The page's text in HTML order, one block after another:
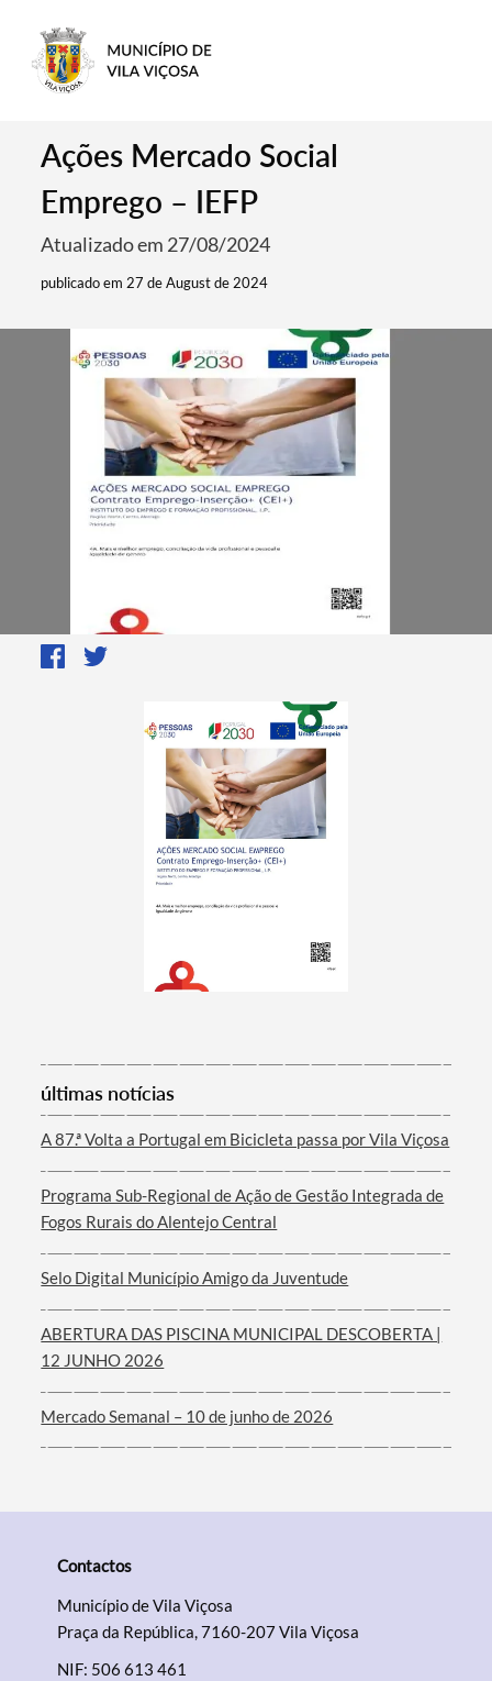
Termo de Pesquisa
Categorias gerais
Filtros
Ações Mercado Social
Emprego – IEFP
Atualizado em 27/08/2024
publicado em 27 de August de 2024
últimas notícias
A 87.ª Volta a Portugal em Bicicleta passa por Vila Viçosa
Programa Sub-Regional de Ação de Gestão Integrada de
Fogos Rurais do Alentejo Central
Selo Digital Município Amigo da Juventude
ABERTURA DAS PISCINA MUNICIPAL DESCOBERTA |
12 JUNHO 2026
Mercado Semanal – 10 de junho de 2026
Contactos
Município de Vila Viçosa
Praça da República, 7160-207 Vila Viçosa
NIF: 506 613 461